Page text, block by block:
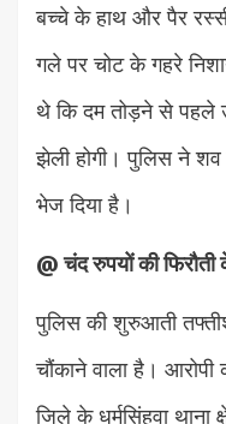
बच्चे के हाथ और पैर
गले पर चोट के गहरे
थे कि दम तोड़ने से पहले
झेली होगी। पुलिस ने
भेज दिया है।
@ चंद रुपयों की फिरौती
पुलिस की शुरुआती
चौंकाने वाला है।
जिले के धर्मसिंहवा थाना